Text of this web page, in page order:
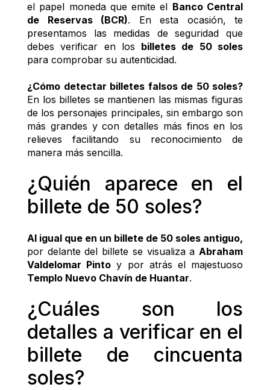
el papel moneda que emite el Banco Central
de Reservas (BCR). En esta ocasión, te
presentamos las medidas de seguridad que
debes verificar en los billetes de 50 soles
para comprobar su autenticidad.
En los billetes se mantienen las mismas figuras
de los personajes principales, sin embargo son
más grandes y con detalles más finos en los
relieves facilitando su reconocimiento de
manera más sencilla.
¿Quién aparece en el
billete de 50 soles?
por delante del billete se visualiza a Abraham
Valdelomar Pinto
Templo Nuevo Chavín de Huantar.
¿Cuáles son los
detalles a verificar en el
billete de cincuenta
soles?